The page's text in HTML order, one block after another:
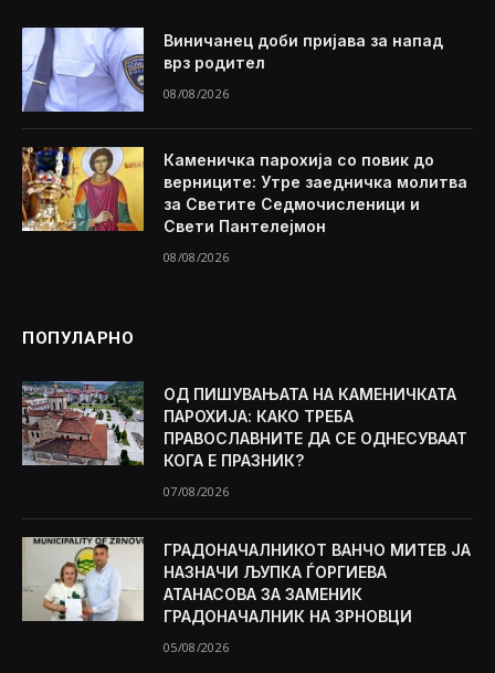
Виничанец доби пријава за напад
врз родител
08/08/2026
Каменичка парохија со повик до
верниците: Утре заедничка молитва
за Светите Седмочисленици и
Свети Пантелејмон
08/08/2026
ПОПУЛАРНО
ОД ПИШУВАЊАТА НА КАМЕНИЧКАТА
ПАРОХИЈА: КАКО ТРЕБА
ПРАВОСЛАВНИТЕ ДА СЕ ОДНЕСУВААТ
КОГА Е ПРАЗНИК?
07/08/2026
ГРАДОНАЧАЛНИКОТ ВАНЧО МИТЕВ ЈА
НАЗНАЧИ ЉУПКА ЃОРГИЕВА
АТАНАСОВА ЗА ЗАМЕНИК
ГРАДОНАЧАЛНИК НА ЗРНОВЦИ
05/08/2026